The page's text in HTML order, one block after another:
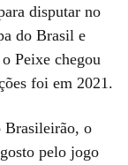
disputar no
do Brasil e
Peixe chegou
foi em 2021.
Brasileirão, o
pelo jogo